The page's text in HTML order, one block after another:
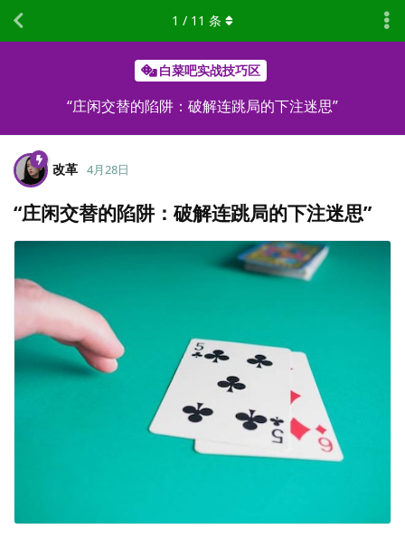
白菜吧实战技巧区
“庄闲交替的陷阱：破解连跳局的下注迷思”
1 / 11 条
改革 4月28日
“庄闲交替的陷阱：破解连跳局的下注迷思”